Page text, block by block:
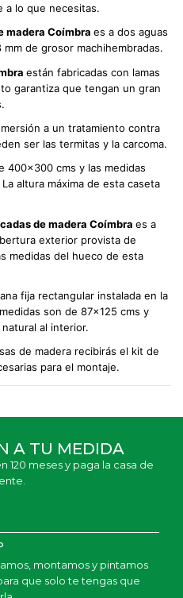
a lo que necesitas.
madera Coímbra es a dos aguas
de grosor machihembradas.
están fabricadas con lamas
garantiza que tengan un gran
a un tratamiento contra
ser las termitas y la carcoma.
400x300 cms y las medidas
altura máxima de esta caseta
de madera Coímbra es a
exterior provista de
medidas del hueco de esta
fija rectangular instalada en la
son de 87x125 cms y
al interior.
de madera recibirás el kit de
para el montaje.
A TU MEDIDA
120 meses y paga la casa de
montamos y pintamos
que solo te tengas que